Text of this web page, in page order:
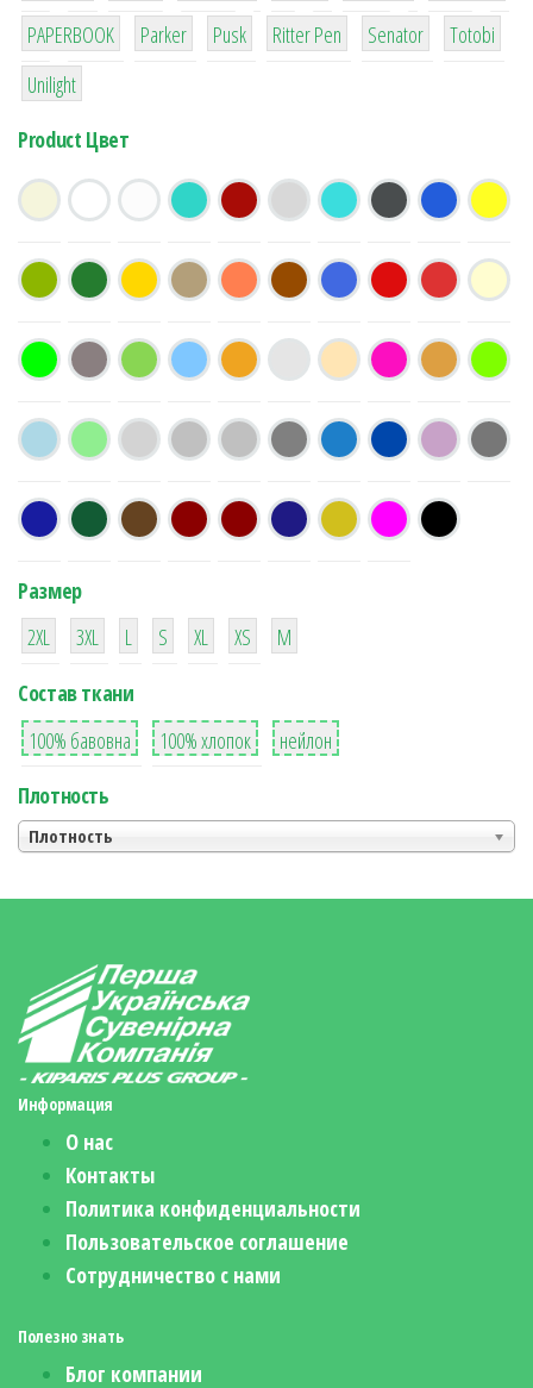
8
PAPERBOOK
6
Parker
2
Pusk
22
Ritter Pen
15
Senator
43
Totobi
1
Unilight
Product Цвет
Размер
38
2XL
16
3XL
42
L
42
S
42
XL XS
М
Состав ткани
8
100% бавовна
36
100% хлопок
2
нейлон
Плотность
Плотность
Информация
О нас
Контакты
Политика конфиденциальности
Пользовательское соглашение
Сотрудничество с нами
Полезно знать
Блог компании